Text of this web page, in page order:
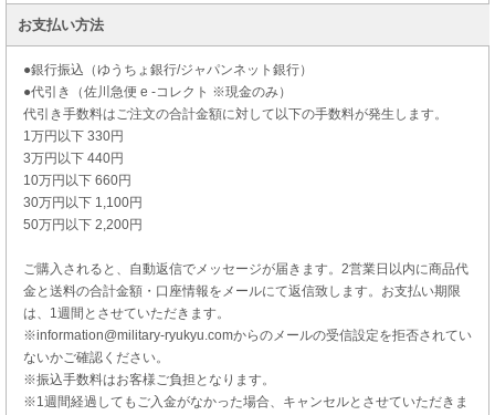
お支払い方法
●銀行振込（ゆうちょ銀行/ジャパンネット銀行）
●代引き（佐川急便 e -コレクト ※現金のみ）
代引き手数料はご注文の合計金額に対して以下の手数料が発生します。
1万円以下 330円
3万円以下 440円
10万円以下 660円
30万円以下 1,100円
50万円以下 2,200円
ご購入されると、自動返信でメッセージが届きます。2営業日以内に商品代
金と送料の合計金額・口座情報をメールにて返信致します。お支払い期限
は、1週間とさせていただきます。
※information@military-ryukyu.comからのメールの受信設定を拒否されてい
ないかご確認ください。
※振込手数料はお客様ご負担となります。
※1週間経過してもご入金がなかった場合、キャンセルとさせていただきま